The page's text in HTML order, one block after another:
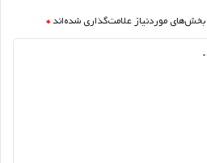
بخش‌های موردنیاز علامت‌گذاری شده‌اند *